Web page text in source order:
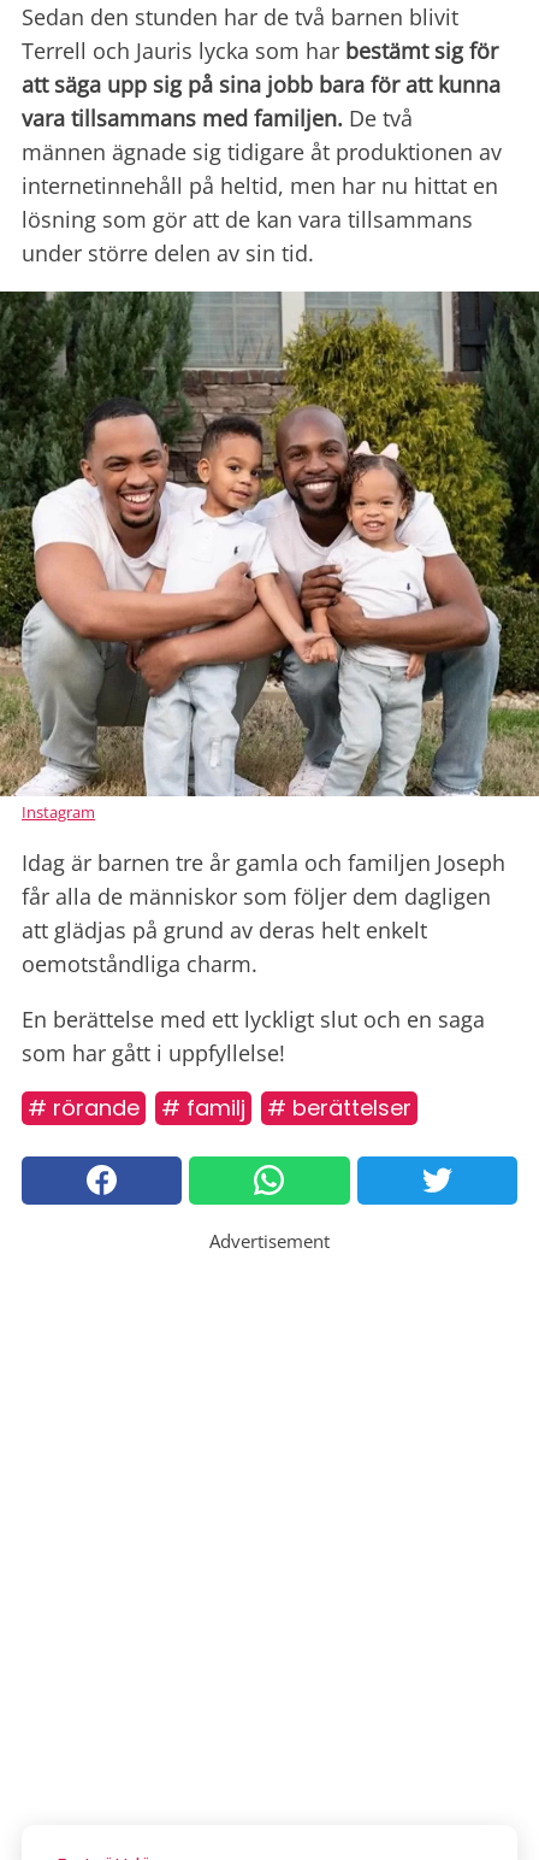
Sedan den stunden har de två barnen blivit
Terrell och Jauris lycka som har bestämt sig för
att säga upp sig på sina jobb bara för att kunna
vara tillsammans med familjen. De två
männen ägnade sig tidigare åt produktionen av
internetinnehåll på heltid, men har nu hittat en
lösning som gör att de kan vara tillsammans
under större delen av sin tid.
Instagram
Idag är barnen tre år gamla och familjen Joseph
får alla de människor som följer dem dagligen
att glädjas på grund av deras helt enkelt
oemotståndliga charm.
En berättelse med ett lyckligt slut och en saga
som har gått i uppfyllelse!
# rörande # familj # berättelser
Advertisement